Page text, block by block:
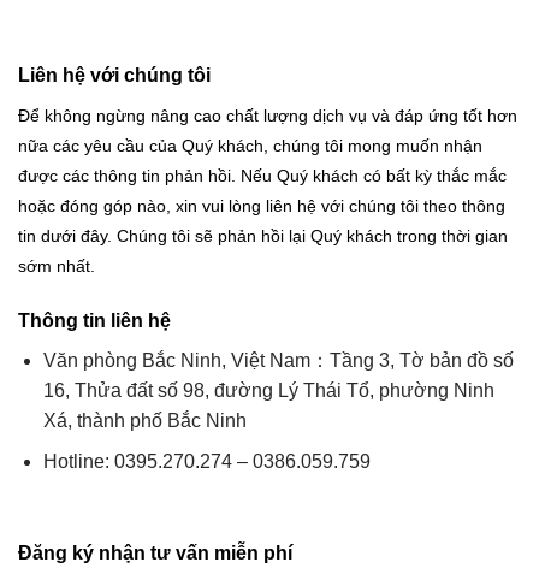
Liên hệ với chúng tôi
Để không ngừng nâng cao chất lượng dịch vụ và đáp ứng tốt hơn
nữa các yêu cầu của Quý khách, chúng tôi mong muốn nhận
được các thông tin phản hồi. Nếu Quý khách có bất kỳ thắc mắc
hoặc đóng góp nào, xin vui lòng liên hệ với chúng tôi theo thông
tin dưới đây. Chúng tôi sẽ phản hồi lại Quý khách trong thời gian
sớm nhất.
Thông tin liên hệ
Văn phòng Bắc Ninh, Việt Nam：Tầng 3, Tờ bản đồ số
16, Thửa đất số 98, đường Lý Thái Tổ, phường Ninh
Xá, thành phố Bắc Ninh
Hotline: 0395.270.274 – 0386.059.759
Đăng ký nhận tư vấn miễn phí